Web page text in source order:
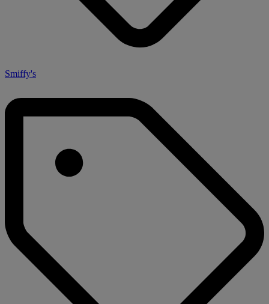
Smiffy's